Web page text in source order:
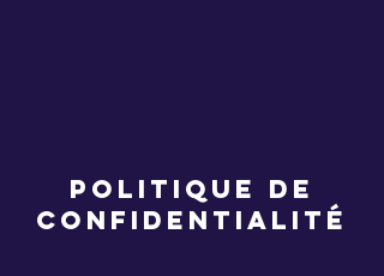
Politique de
confidentialité